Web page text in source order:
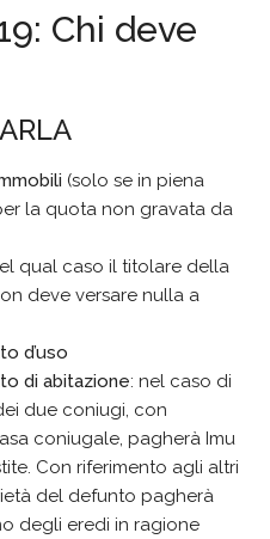
Chi deve
(solo se in piena
la quota non gravata da
qual caso il titolare della
deve versare nulla a
d’uso
di abitazione: nel caso di
due coniugi, con
coniugale, pagherà Imu
Con riferimento agli altri
del defunto pagherà
degli eredi in ragione